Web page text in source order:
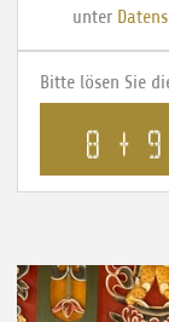
unter
Bitte lösen Sie